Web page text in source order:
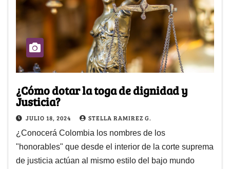
¿Cómo dotar la toga de dignidad y
Justicia?
JULIO 18, 2024 STELLA RAMIREZ G.
¿Conocerá Colombia los nombres de los
"honorables" que desde el interior de la corte suprema
de justicia actúan al mismo estilo del bajo mundo